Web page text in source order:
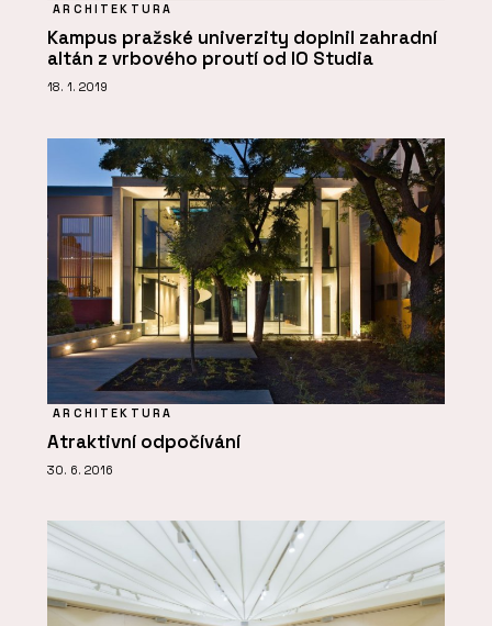
ARCHITEKTURA
Kampus pražské univerzity doplnil zahradní
altán z vrbového proutí od IO Studia
18. 1. 2019
ARCHITEKTURA
Atraktivní odpočívání
30. 6. 2016